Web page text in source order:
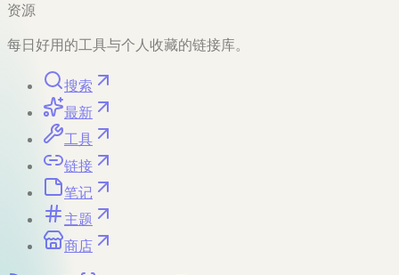
资源
每日好用的工具与个人收藏的链接库。
搜索
最新
工具
链接
笔记
主题
商店